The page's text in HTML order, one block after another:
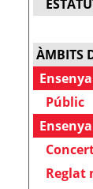
ÀMBITS
Públic
Reglat